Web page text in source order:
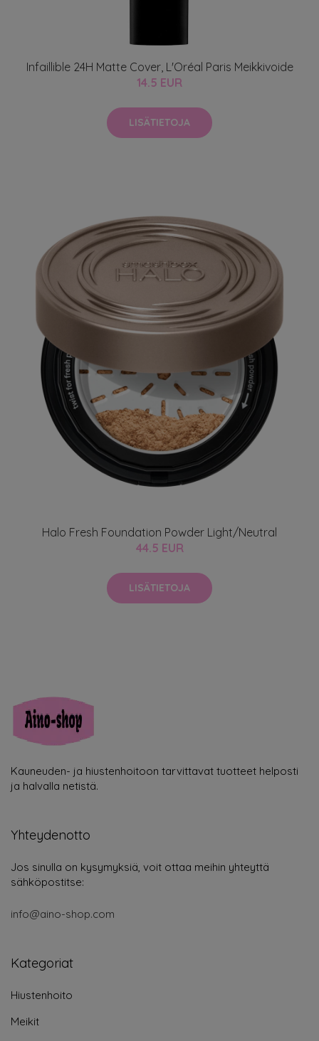
Infaillible 24H Matte Cover, L'Oréal Paris Meikkivoide
14.5 EUR
LISÄTIETOJA
Halo Fresh Foundation Powder Light/Neutral
44.5 EUR
LISÄTIETOJA
Kauneuden- ja hiustenhoitoon tarvittavat tuotteet helposti
ja halvalla netistä.
Yhteydenotto
Jos sinulla on kysymyksiä, voit ottaa meihin yhteyttä
sähköpostitse:
info@aino-shop.com
Kategoriat
Hiustenhoito
Meikit